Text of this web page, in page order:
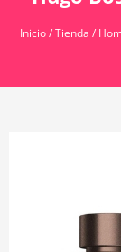
Inicio/Tienda /